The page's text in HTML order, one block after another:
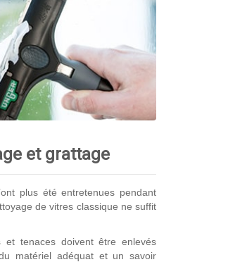
et grattage
plus été entretenues pendant
de vitres classique ne suffit
et tenaces doivent être enlevés
matériel adéquat et un savoir